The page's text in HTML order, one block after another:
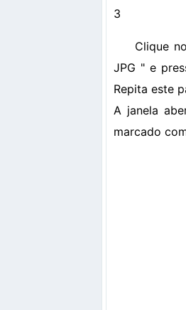
3
Clique
JPG " e
Repita este
A janela
marcado